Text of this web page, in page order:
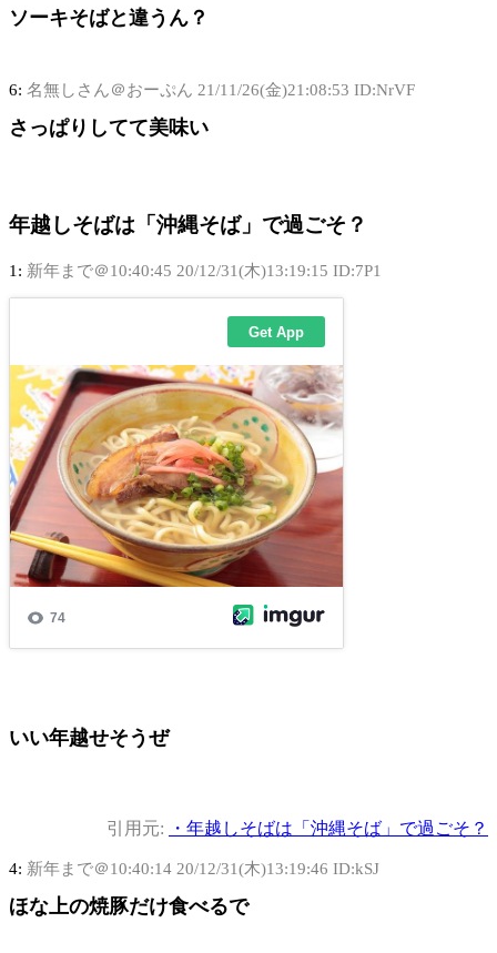
ソーキそばと違うん？
6: 名無しさん＠おーぷん 21/11/26(金)21:08:53 ID:NrVF
さっぱりしてて美味い
年越しそばは「沖縄そば」で過ごそ？
1: 新年まで＠10:40:45 20/12/31(木)13:19:15 ID:7P1
いい年越せそうぜ
引用元: ・年越しそばは「沖縄そば」で過ごそ？
4: 新年まで＠10:40:14 20/12/31(木)13:19:46 ID:kSJ
ほな上の焼豚だけ食べるで